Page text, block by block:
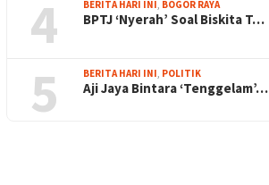
4 BERITA HARI INI, BOGOR RAYA
BPTJ ‘Nyerah’ Soal Biskita T…
5 BERITA HARI INI, POLITIK
Aji Jaya Bintara ‘Tenggelam’…